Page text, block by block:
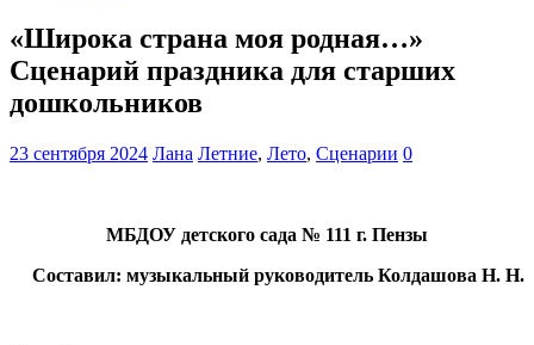
«Широка страна моя родная…»
Сценарий праздника для старших
дошкольников
23 сентября 2024 Лана Летние, Лето, Сценарии 0
МБДОУ детского сада № 111 г. Пензы
Составил: музыкальный руководитель Колдашова Н. Н.